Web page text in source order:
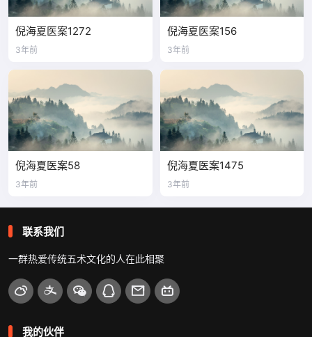
倪海夏医案1272
3年前
倪海夏医案156
3年前
倪海夏医案58
3年前
倪海夏医案1475
3年前
联系我们
一群热爱传统五术文化的人在此相聚
我的伙伴